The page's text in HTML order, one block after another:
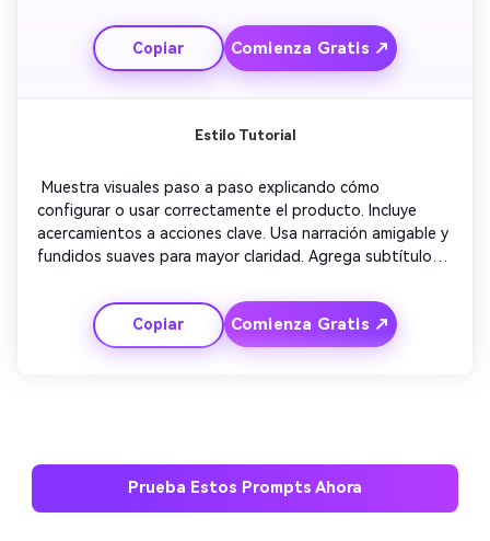
revelación de logo a mitad del video para facilitar el
recuerdo. Termina con una llamada a la acción clara
Copiar Comienza Gratis ↗
Estilo Tutorial
Muestra visuales paso a paso explicando cómo
configurar o usar correctamente el producto. Incluye
acercamientos a acciones clave. Usa narración amigable y
fundidos suaves para mayor claridad. Agrega subtítulos
mostrando el resultado final y resumiendo los puntos
clave para reforzar la autoridad de la marca.
Copiar Comienza Gratis ↗
Prueba Estos Prompts Ahora